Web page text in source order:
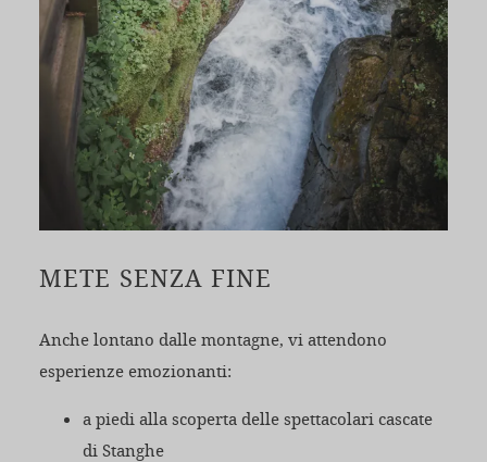
METE SENZA FINE
Anche lontano dalle montagne, vi attendono
esperienze emozionanti:
a piedi alla scoperta delle spettacolari cascate
di Stanghe